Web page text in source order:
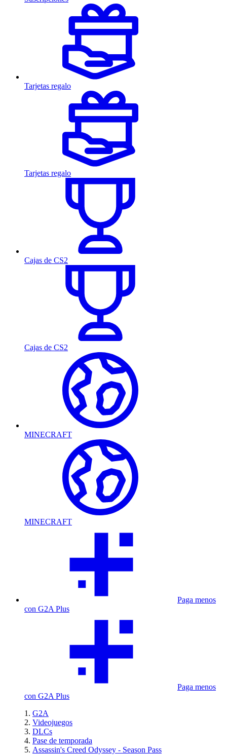
Tarjetas regalo
Tarjetas regalo
Cajas de CS2
Cajas de CS2
MINECRAFT
MINECRAFT
Paga menos
con G2A Plus
Paga menos
con G2A Plus
G2A
Videojuegos
DLCs
Pase de temporada
Assassin's Creed Odyssey - Season Pass